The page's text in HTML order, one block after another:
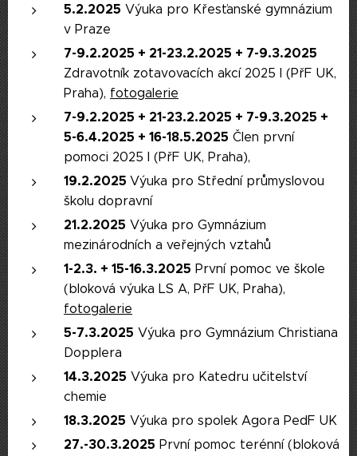
5.2.2025 Výuka pro Křesťanské gymnázium
v Praze
7-9.2.2025 + 21-23.2.2025 + 7-9.3.2025
Zdravotník zotavovacích akcí 2025 I (PřF UK,
Praha), fotogalerie
7-9.2.2025 + 21-23.2.2025 + 7-9.3.2025 +
5-6.4.2025 + 16-18.5.2025 Člen první
pomoci 2025 I (PřF UK, Praha),
19.2.2025 Výuka pro Střední průmyslovou
školu dopravní
21.2.2025 Výuka pro Gymnázium
mezinárodních a veřejných vztahů
1-2.3. + 15-16.3.2025 První pomoc ve škole
(bloková výuka LS A, PřF UK, Praha),
fotogalerie
5-7.3.2025 Výuka pro Gymnázium Christiana
Dopplera
14.3.2025 Výuka pro Katedru učitelství
chemie
18.3.2025 Výuka pro spolek Agora PedF UK
27.-30.3.2025 První pomoc terénní (bloková